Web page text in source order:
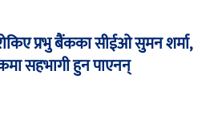
प्रभु बैंकका सीईओ सुमन शर्मा,
सहभागी हुन पाएनन्